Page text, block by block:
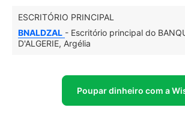
ESCRITÓRIO PRINCIPAL
BNALDZAL - Escritório principal do
D'ALGERIE, Argélia
Poupar dinheiro com a